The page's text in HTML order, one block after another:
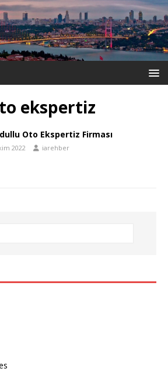
ekspertiz
Oto Ekspertiz Firması
2022 iarehber